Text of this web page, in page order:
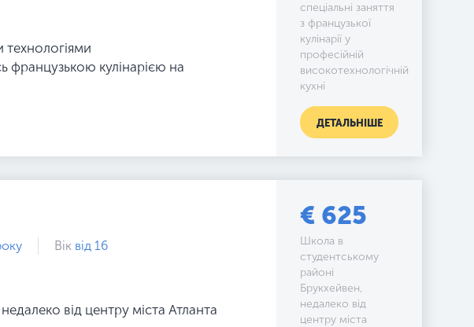
технологіями
французькою кулінарією на
спеціальні заняття
з французької
кулінарії у
професійній
високотехнологічній
кухні
ДЕТАЛЬНІШЕ
Вік від 16
від центру міста Атланта
€ 625
Школа в
студентському
районі
Брукхейвен,
недалеко від
центру міста